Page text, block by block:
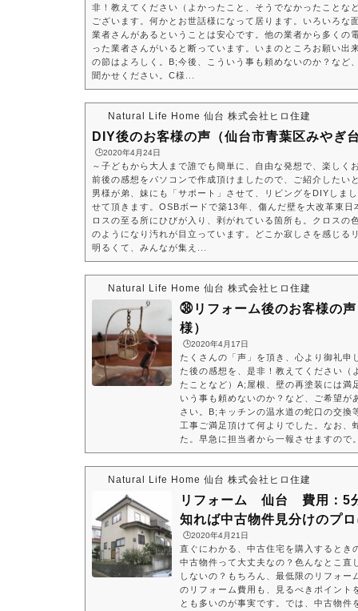
非！教えてください（よかったこと、そうでなかったことな
ございます。何かとお世話様になって居ります。いろいろな
業者さんがあるということは安心です。他の業者から多くの
った業者さんがいると断っています。いまのところお願い出
の節はよろしく。B;今後、こういう事も頼めないのか？など
聞かせください。C様...
Natural Life Home 仙台 株式会社ヒロ住建
DIY後のお客様の声（仙台市青葉区みや
🕒️2020年4月24日
～子どもから大人まで誰でも簡単に、自由な発想で、楽しく
前後の感想をパソコンで作成頂けましたので、ご紹介したい
男様が弟、妹にも「サポート」させて、リビングをDIYしま
せて頂きます。OSBボードで築13年、傷んだ壁を大改革東日
ロスの至る所にひびが入り、剥がれている箇所も。クロスの
のようになり汚れが目立っています。どこか寂しさを感じる
明るくて、みんなが集え...
Natural Life Home 仙台 株式会社ヒロ住建
㊳リフォーム後のお客様の
様）
🕒️2020年4月17日
たくさんの「声」を頂き、心より御礼申
た後の感想を、是非！教えてください（
たことなど）A;屋根、壁の再塗装には満
いう事も頼めないのか？など、ご希望が
さい。B;キッチンの温水道の蛇口の交換
工事ご満足頂けて何よりでした。なお、
た。早急に担当者から一報させますので
Natural Life Home 仙台 株式会社ヒロ住建
リフォーム 仙台 費用：5
知れば中古物件見分けのプ
🕒️2020年4月21日
直ぐにわかる、中古住宅を購入するとき
中古物件って大丈夫なの？色んなとこ直
しないの？もちろん、最低限のリフォー
のリフォーム費用も、見るべきポイント
とも多いのが事実です。では、中古物件